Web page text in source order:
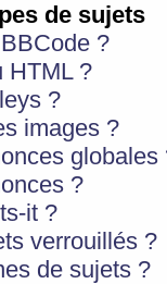
de sujets
?
HTML ?
?
images ?
globales
?
it ?
verrouillés ?
de sujets ?